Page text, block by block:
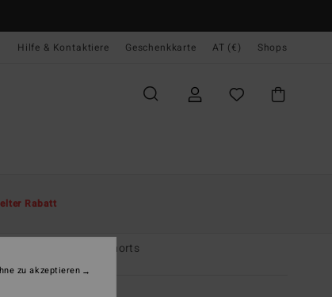
Hilfe & Kontaktiere Geschenkkarte AT (€) Shops
Rabatt
Hybrid Shorts
zu akzeptieren